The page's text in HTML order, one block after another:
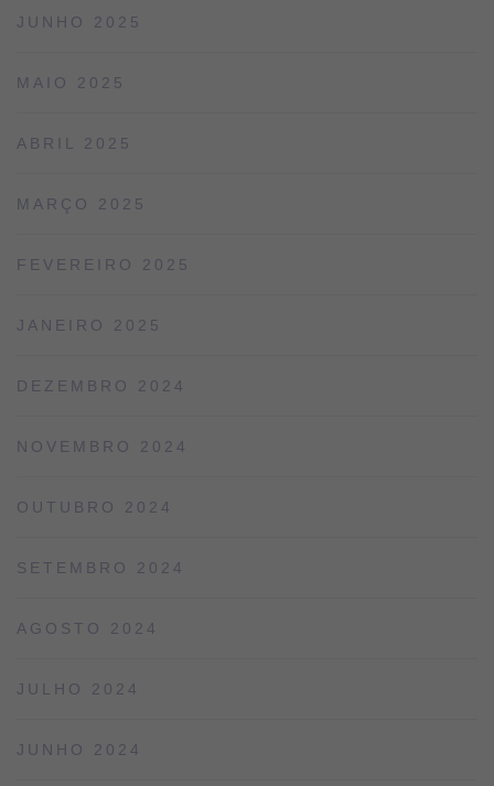
JUNHO 2025
MAIO 2025
ABRIL 2025
MARÇO 2025
FEVEREIRO 2025
JANEIRO 2025
DEZEMBRO 2024
NOVEMBRO 2024
OUTUBRO 2024
SETEMBRO 2024
AGOSTO 2024
JULHO 2024
JUNHO 2024